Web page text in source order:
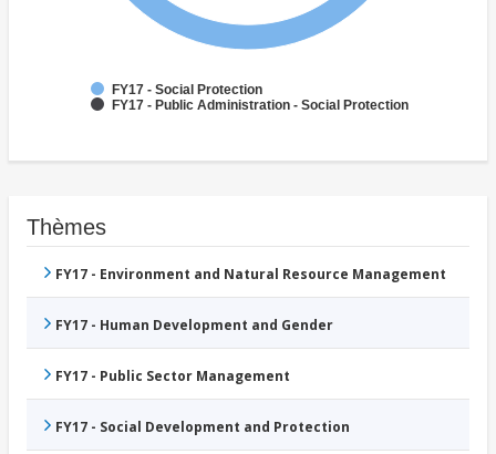
FY17 - Social Protection
FY17 - Public Administration - Social Protection
Thèmes
FY17 - Environment and Natural Resource Management
FY17 - Human Development and Gender
FY17 - Public Sector Management
FY17 - Social Development and Protection